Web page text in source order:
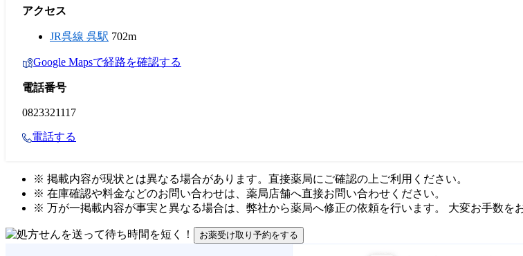
アクセス
JR呉線 呉駅 702m
Google Mapsで経路を確認する
電話番号
0823321117
電話する
※ 掲載内容が現状とは異なる場合があります。直接薬局にご確認の上ご利用ください。
※ 在庫確認や料金などのお問い合わせは、薬局店舗へ直接お問い合わせください。
※ 万が一掲載内容が事実と異なる場合は、弊社から薬局へ修正の依頼を行います。 大変お手数を
お薬受け取り予約をする